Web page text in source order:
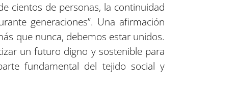
cientos de personas, la continuidad
generaciones”. Una afirmación
que nunca, debemos estar unidos.
un futuro digno y sostenible para
fundamental del tejido social y